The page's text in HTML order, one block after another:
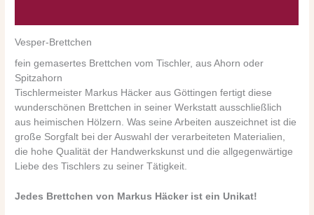
Vesper-Brettchen
fein gemasertes Brettchen vom Tischler, aus Ahorn oder
Spitzahorn
Tischlermeister Markus Häcker aus Göttingen fertigt diese
wunderschönen Brettchen in seiner Werkstatt ausschließlich
aus heimischen Hölzern. Was seine Arbeiten auszeichnet ist die
große Sorgfalt bei der Auswahl der verarbeiteten Materialien,
die hohe Qualität der Handwerkskunst und die allgegenwärtige
Liebe des Tischlers zu seiner Tätigkeit.
Jedes Brettchen von Markus Häcker ist ein Unikat!